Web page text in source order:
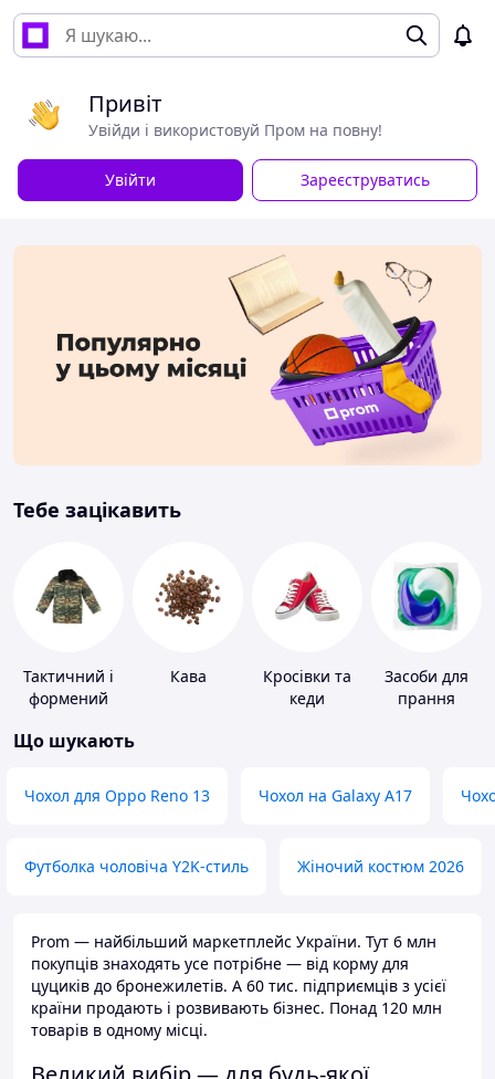
Привіт
Увійди і використовуй Пром на повну!
Увійти Зареєструватись
Тебе зацікавить
Тактичний і
формений
Кава
Кросівки та
кеди
Засоби для
прання
Що шукають
Чохол для Oppo Reno 13 Чохол на Galaxy A17
Футболка чоловіча Y2K-стиль Жіночий костюм 2026
Prom — найбільший маркетплейс України. Тут 6 млн
покупців знаходять усе потрібне — від корму для
цуциків до бронежилетів. А 60 тис. підприємців з усієї
країни продають і розвивають бізнес. Понад 120 млн
товарів в одному місці.